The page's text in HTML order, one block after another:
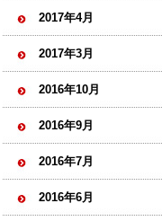
2017年4月
2017年3月
2016年10月
2016年9月
2016年7月
2016年6月